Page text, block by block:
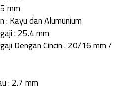
mm
Kayu dan Alumunium
: 25.4 mm
Dengan Cincin : 20/16 mm /
: 2.7 mm